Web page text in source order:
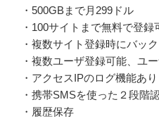
・500GBまで月299ドル
・100サイトまで無料で登録
・複数サイト登録時にバッ
・複数ユーザ登録可能、ユ
・アクセスIPのログ機能あり
・携帯SMSを使った２段階
・履歴保存